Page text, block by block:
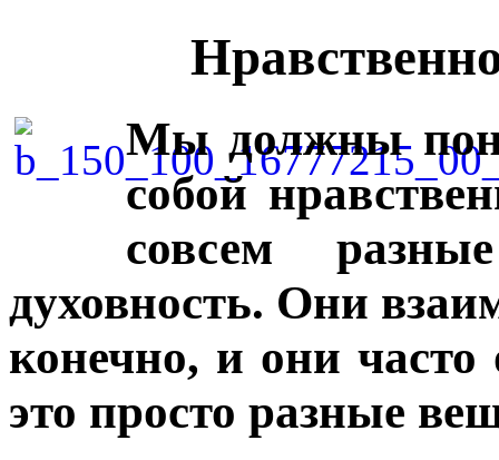
Мы должны
собой
совсем
духовность. Они
конечно, и они
это просто разные